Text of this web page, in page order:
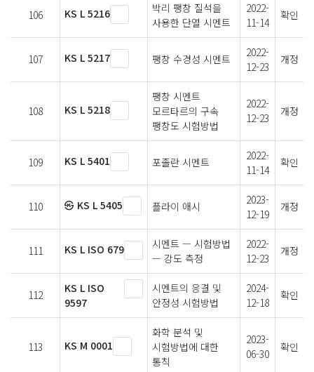
106 KS L 5216
박리 팽창 질석을
사용한 단열 시멘트
2022-
11-14
확인
107 KS L 5217 팽창 수경성 시멘트
2022-
12-23
개정
108 KS L 5218
팽창 시멘트
모르타르의 구속
팽창도 시험방법
2022-
12-23
개정
109 KS L 5401 포졸란 시멘트
2022-
11-14
확인
110 ㉿ KS L 5405 플라이 애시
2023-
12-19
개정
111 KS L ISO 679
시멘트 — 시험방법
— 강도 측정
2022-
12-23
개정
112
KS L ISO
9597
시멘트의 응결 및
안정성 시험방법
2024-
12-18
확인
113 KS M 0001
화학 분석 및
시험방법에 대한
통칙
2023-
06-30
확인